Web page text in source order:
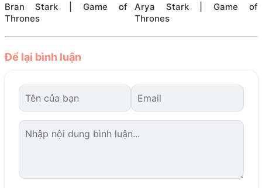
Bran Stark | Game of
Thrones
Arya Stark | Game of
Thrones
Để lại bình luận